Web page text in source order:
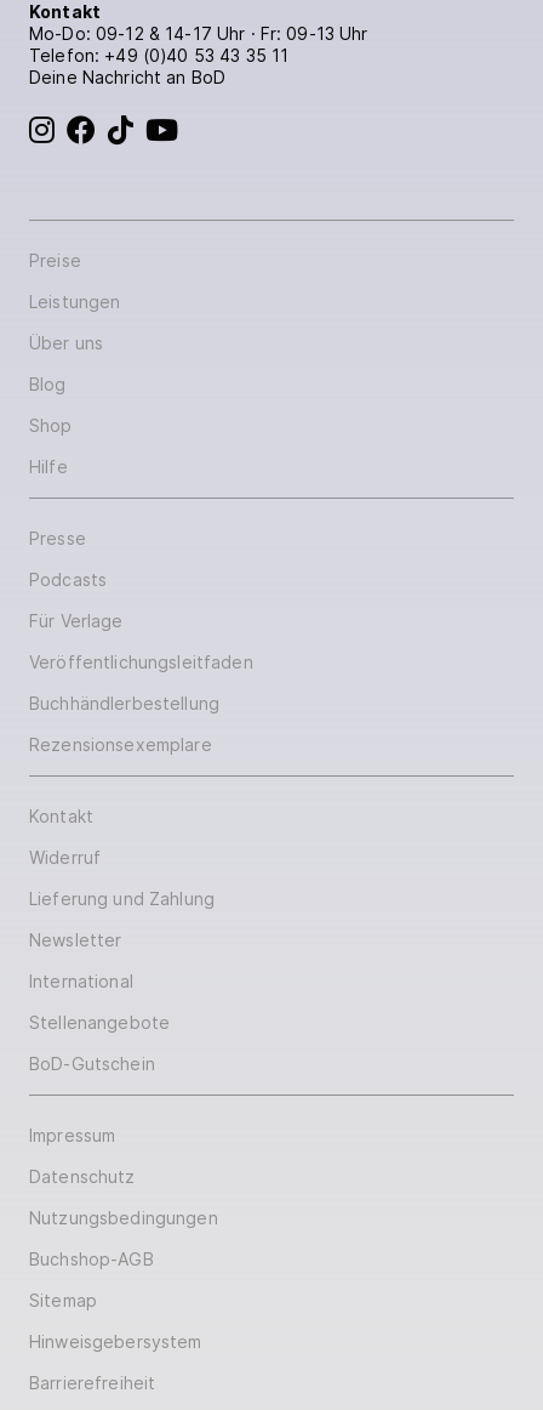
Kontakt
Mo-Do: 09-12 & 14-17 Uhr · Fr: 09-13 Uhr
Telefon: +49 (0)40 53 43 35 11
Deine Nachricht an BoD
BoD bei Instagram
BoD bei Facebook
BoD bei TikTok
Preise
Leistungen
Über uns
Blog
Shop
Hilfe
Presse
Podcasts
Für Verlage
Veröffentlichungsleitfaden
Buchhändlerbestellung
Rezensionsexemplare
Kontakt
Widerruf
Lieferung und Zahlung
Newsletter
International
Stellenangebote
BoD-Gutschein
Impressum
Datenschutz
Nutzungsbedingungen
Buchshop-AGB
Sitemap
Hinweisgebersystem
Barrierefreiheit